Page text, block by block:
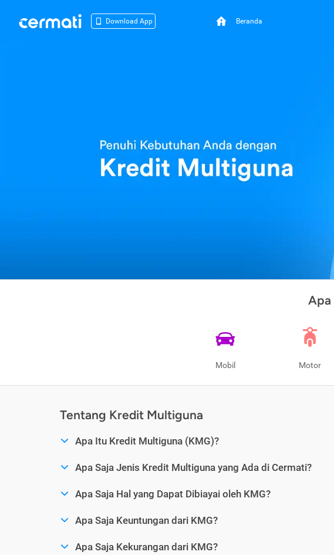
Download App Beranda
Apa
Mobil Motor
Tentang Kredit Multiguna
Apa Itu Kredit Multiguna (KMG)?
Apa Saja Jenis Kredit Multiguna yang Ada di Cermati?
Apa Saja Hal yang Dapat Dibiayai oleh KMG?
Apa Saja Keuntungan dari KMG?
Apa Saja Kekurangan dari KMG?